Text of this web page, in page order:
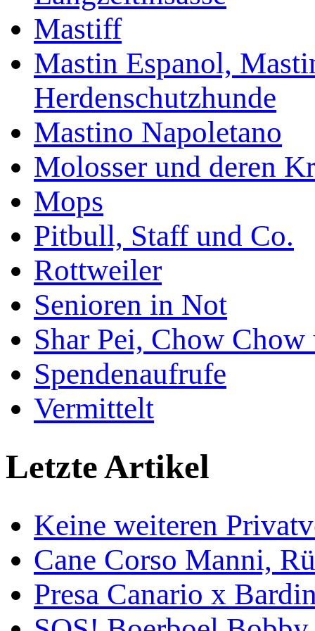
Mastiff
Mastin Espanol,
Herdenschutzhunde
Mastino Napoletano
Molosser und deren
Mops
Pitbull, Staff und Co.
Rottweiler
Senioren in Not
Shar Pei, Chow
Spendenaufrufe
Vermittelt
Letzte Artikel
Keine weiteren
Cane Corso Manni,
Presa Canario x